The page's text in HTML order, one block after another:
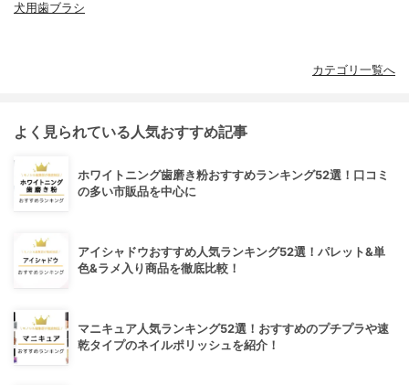
犬用歯ブラシ
カテゴリ一覧へ
よく見られている人気おすすめ記事
ホワイトニング歯磨き粉おすすめランキング52選！口コミ
の多い市販品を中心に
アイシャドウおすすめ人気ランキング52選！パレット&単
色&ラメ入り商品を徹底比較！
マニキュア人気ランキング52選！おすすめのプチプラや速
乾タイプのネイルポリッシュを紹介！